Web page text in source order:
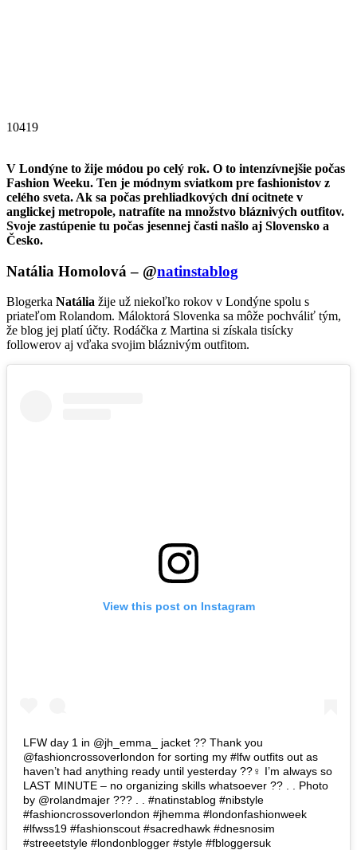
10419
V Londýne to žije módou po celý rok. O to intenzívnejšie počas
Fashion Weeku. Ten je módnym sviatkom pre fashionistov z
celého sveta. Ak sa počas prehliadkových dní ocitnete v
anglickej metropole, natrafíte na množstvo bláznivých outfitov.
Svoje zastúpenie tu počas jesennej časti našlo aj Slovensko a
Česko.
Natália Homolová – @natinstablog
Blogerka Natália žije už niekoľko rokov v Londýne spolu s
priateľom Rolandom. Máloktorá Slovenka sa môže pochváliť tým,
že blog jej platí účty. Rodáčka z Martina si získala tisícky
followerov aj vďaka svojim bláznivým outfitom.
View this post on Instagram
LFW day 1 in @jh_emma_ jacket ?? Thank you
@fashioncrossoverlondon for sorting my #lfw outfits out as
haven’t had anything ready until yesterday ??‍♀️ I’m always so
LAST MINUTE – no organizing skills whatsoever ?? . . Photo
by @rolandmajer ??? . . #natinstablog #nibstyle
#fashioncrossoverlondon #jhemma #londonfashionweek
#lfwss19 #fashionscout #sacredhawk #dnesnosim
#streeetstyle #londonblogger #style #fbloggersuk